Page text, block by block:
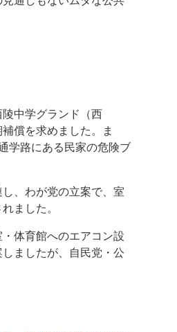
中学グランド（西
償を求めました。ま
学路にある民家の危険ブ
、わが党の立案で、室
ました。
体育館へのエアコン設
ましたが、自民党・公